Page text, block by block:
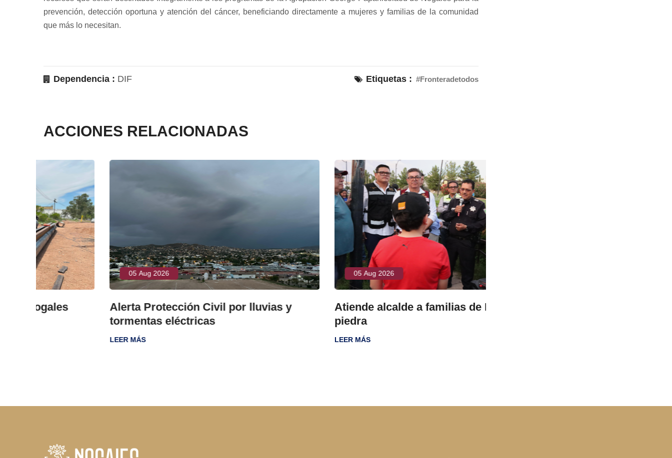
prevención, detección oportuna y atención del cáncer, beneficiando directamente a mujeres y familias de la comunidad
que más lo necesitan.
Dependencia : DIF Etiquetas : #Fronteradetodos
ACCIONES RELACIONADAS
05 Aug 2026
Alerta Protección Civil por lluvias y
tormentas eléctricas
05 Aug 2026
Atiende alcalde a familias de Fuente de